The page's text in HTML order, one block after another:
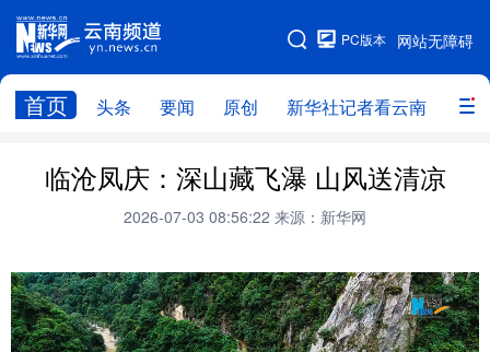
网站无障碍
PC版本
首页 头条 要闻 原创 新华社记者看云南 政务
网站地图
头条 云南要闻 本网原创
新华社记者看云南 政务
教育
州市
社会
图片
临沧凤庆：深山藏飞瀑 山风送清凉
2026-07-03 08:56:22 来源：新华网